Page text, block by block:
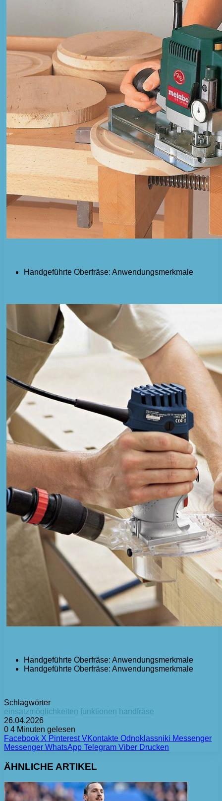
Handgeführte Oberfräse: Anwendungsmerkmale
Handgeführte Oberfräse: Anwendungsmerkmale
Handgeführte Oberfräse: Anwendungsmerkmale
Schlagwörter
einsatzmöglichkeiten funktionen handfräse
26.04.2026
0 4 Minuten gelesen
Facebook X Pinterest VKontakte Odnoklassniki Messenger
Messenger WhatsApp Telegram Viber Drucken
ÄHNLICHE ARTIKEL